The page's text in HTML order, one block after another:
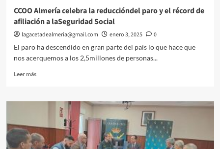
ferroviaria
en
la
CCOO Almería celebra la reduccióndel paro y el récord de
afiliación a laSeguridad Social
lagacetadealmeria@gmail.com enero 3, 2025
0
El paro ha descendido en gran parte del país lo que hace que
nos acerquemos a los 2,5millones de personas...
Leer másLeer
CCOO
la
reduccióndel
paro